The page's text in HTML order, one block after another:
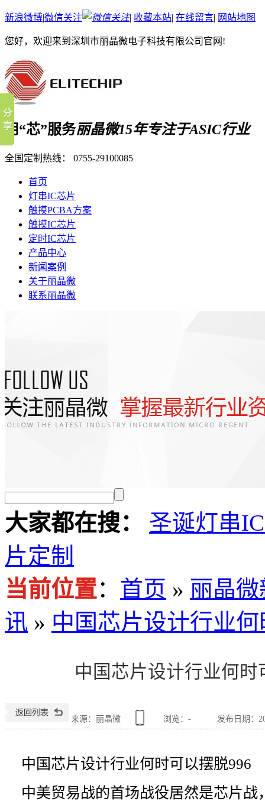
新浪微博|微信关注 | 收藏本站| 在线留言| 网站地图
您好，欢迎来到深圳市丽晶微电子科技有限公司官网!
用“芯”服务丽晶微15年专注于ASIC行业
全国定制热线： 0755-29100085
首页
灯串IC芯片
触摸PCBA方案
触摸IC芯片
定时IC芯片
产品中心
新闻案例
关于丽晶微
联系丽晶微
大家都在搜：
圣诞灯串
片定制
当前位置： 首页 » 丽晶
讯 » 中国芯片设计行业
中国芯片设计行业何时
来源：丽晶微 浏览： - 发布日期：
中国芯片设计行业何时可以摆脱996
中美贸易战的首场战役居然是芯片